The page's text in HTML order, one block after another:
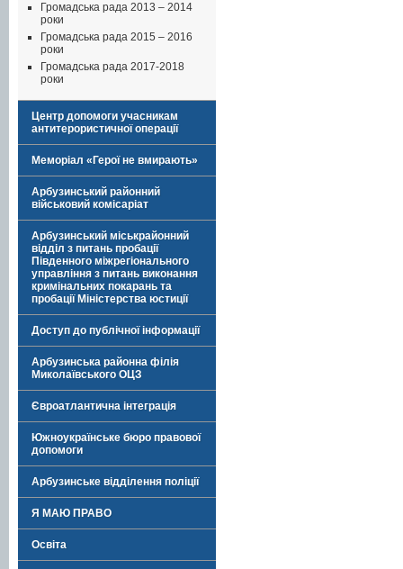
Громадська рада 2013 – 2014
роки
Громадська рада 2015 – 2016
роки
Громадська рада 2017-2018
роки
Центр допомоги учасникам
антитерористичної операції
Меморіал «Герої не вмирають»
Арбузинський районний
військовий комісаріат
Арбузинський міськрайонний
відділ з питань пробації
Південного міжрегіонального
управління з питань виконання
кримінальних покарань та
пробації Міністерства юстиції
Доступ до публічної інформації
Арбузинська районна філія
Миколаївського ОЦЗ
Євроатлантична інтеграція
Южноукраїнське бюро правової
допомоги
Арбузинське відділення поліції
Я МАЮ ПРАВО
Освіта